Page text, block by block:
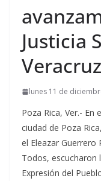
Justicia
lunes 11 de
Poza Rica, Ver.- En
ciudad de Poza
el Eleazar Guerrero
Todos, escucharon
Expresión del